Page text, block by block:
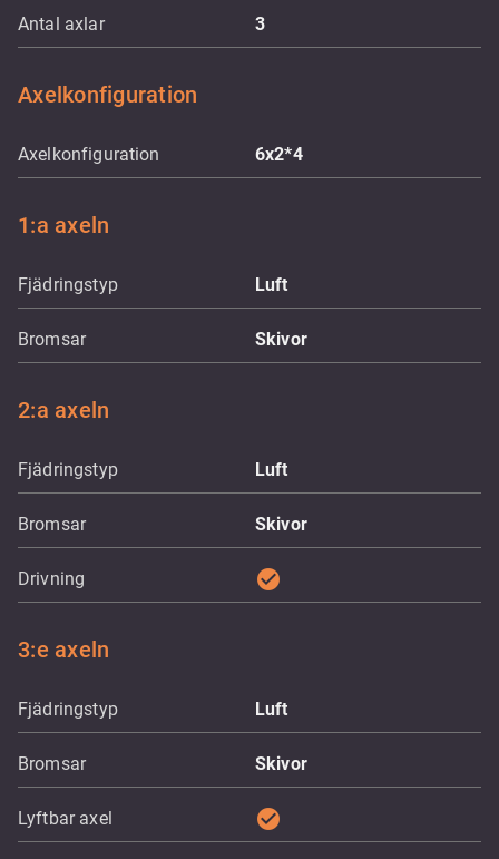
Antal axlar 3
Axelkonfiguration
Axelkonfiguration 6x2*4
1:a axeln
Fjädringstyp Luft
Bromsar Skivor
2:a axeln
Fjädringstyp Luft
Bromsar Skivor
Drivning check_circle
3:e axeln
Fjädringstyp Luft
Bromsar Skivor
Lyftbar axel check_circle